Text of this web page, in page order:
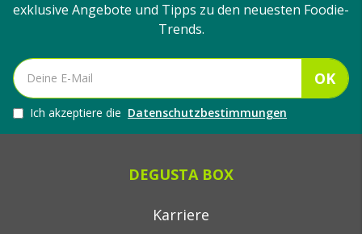
exklusive Angebote und Tipps zu den neuesten Foodie-
Trends.
OK
Ich akzeptiere die Datenschutzbestimmungen
DEGUSTA BOX
Karriere